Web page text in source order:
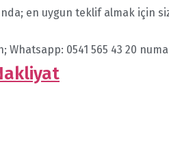
en uygun teklif almak için
Whatsapp: 0541 565 43 20